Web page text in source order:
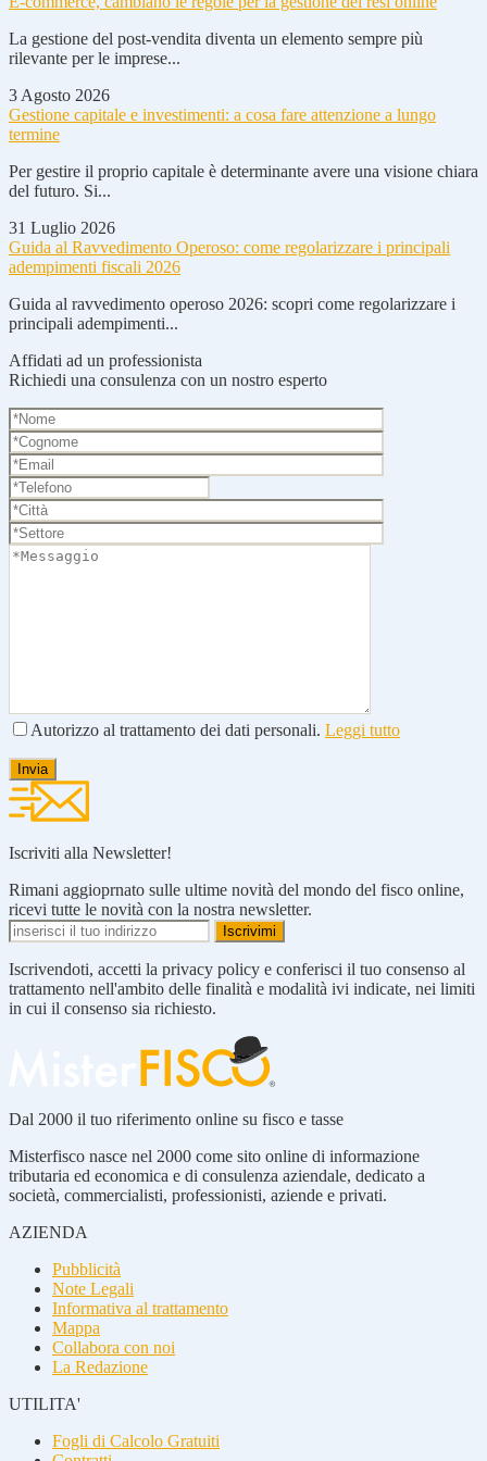
La gestione del post-vendita diventa un elemento sempre più
rilevante per le imprese...
3 Agosto 2026
Gestione capitale e investimenti: a cosa fare attenzione a lungo
termine
Per gestire il proprio capitale è determinante avere una visione chiara
del futuro. Si...
31 Luglio 2026
Guida al Ravvedimento Operoso: come regolarizzare i principali
adempimenti fiscali 2026
Guida al ravvedimento operoso 2026: scopri come regolarizzare i
principali adempimenti...
Affidati ad un professionista
Richiedi una consulenza con un nostro esperto
Autorizzo al trattamento dei dati personali. Leggi tutto
Iscriviti alla Newsletter!
Rimani aggioprnato sulle ultime novità del mondo del fisco online,
ricevi tutte le novità con la nostra newsletter.
Iscrivendoti, accetti la privacy policy e conferisci il tuo consenso al
trattamento nell'ambito delle finalità e modalità ivi indicate, nei limiti
in cui il consenso sia richiesto.
Dal 2000 il tuo riferimento online su fisco e tasse
Misterfisco nasce nel 2000 come sito online di informazione
tributaria ed economica e di consulenza aziendale, dedicato a
società, commercialisti, professionisti, aziende e privati.
AZIENDA
Pubblicità
Note Legali
Informativa al trattamento
Mappa
Collabora con noi
La Redazione
UTILITA'
Fogli di Calcolo Gratuiti